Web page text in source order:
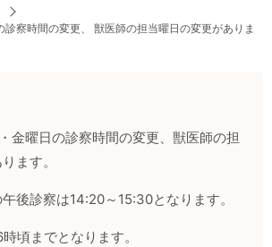
察時間の変更、 獣医師の担当曜日の変更がありま
金曜日の診察時間の変更、獣医師の担
ます。
後診察は14:20～15:30となります。
時頃までとなります。